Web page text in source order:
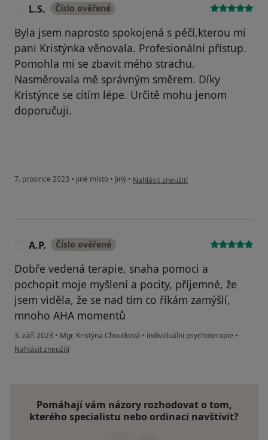
L.S. Číslo ověřené
Byla jsem naprosto spokojená s péčí,kterou mi
pani Kristýnka věnovala. Profesionálni přístup.
Pomohla mi se zbavit mého strachu.
Nasměrovala mě správným směrem. Díky
Kristýnce se cítím lépe. Určitě mohu jenom
doporučuji.
7. prosince 2023 • jiné místo • Jiný • podle názoru uživatele L.S.
Nahlásit zneužití
A.P. Číslo ověřené
Dobře vedená terapie, snaha pomoci a
pochopit moje myšlení a pocity, příjemné, že
jsem viděla, že se nad tím co říkám zamýšlí,
mnoho AHA momentů
3. září 2023 • Mgr. Kristýna Choutková • individuální psychoterapie •
podle názoru uživatele A.P.
Nahlásit zneužití
Pomáhají vám názory rozhodovat o tom,
kterého specialistu nebo ordinaci navštívit?